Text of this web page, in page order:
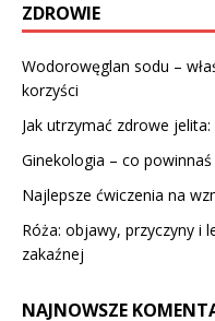
ZDROWIE
Wodorowęglan sodu –
korzyści
Jak utrzymać zdrowe
Ginekologia – co
Najlepsze ćwiczenia na
Róża: objawy, przyczyny i
zakaźnej
NAJNOWSZE